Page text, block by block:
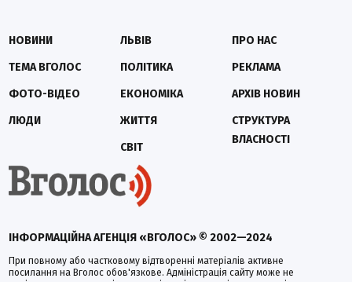
ІНФОРМАЦІЙНА АГЕНЦІЯ «ВГОЛОС» © 2002—2024
При повному або частковому відтворенні матеріалів активне
посилання на Вголос обов'язкове. Адміністрація сайту може не
НОВИНИ
ТЕМА ВГОЛОС
ФОТО-ВІДЕО
ЛЮДИ
ЛЬВІВ
ПОЛІТИКА
ЕКОНОМІКА
ЖИТТЯ
СВІТ
ПРО НАС
РЕКЛАМА
АРХІВ НОВИН
СТРУКТУРА
ВЛАСНОСТІ